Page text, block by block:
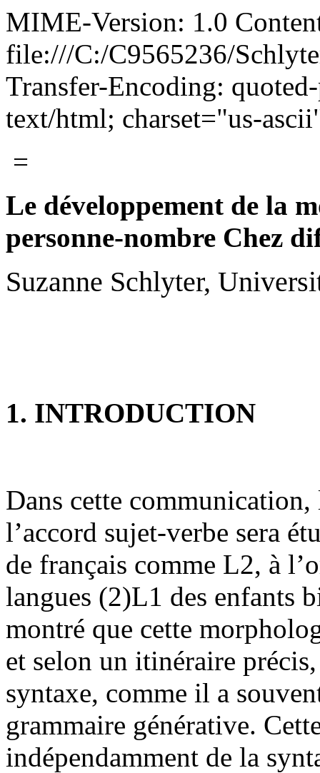
MIME-Version: 1.0
file:///C:/C9565236/
Transfer-Encoding:
text/html; charset="us-
=
Le développement de la
personne-nombre Chez
Suzanne Schlyter,
1. INTRODUCTION
Dans cette
l’accord sujet-verbe sera
de français comme L2, à
langues (2)L1 des enfants
montré que cette
et selon un itinéraire
syntaxe, comme il a
grammaire générative.
indépendamment de la